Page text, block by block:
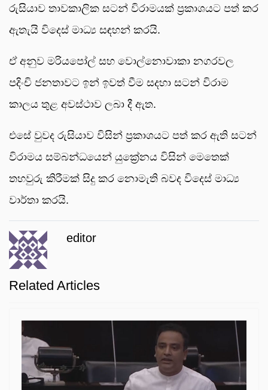
රුසියාව තාවකාලික සටන් විරාමයක් ප්‍රකාශයට පත් කර
ඇතැයි විදෙස් මාධ්‍ය සඳහන් කරයි.
ඒ අනුව මරියපෝල් සහ වොල්නොවාකා නගරවල
පදිංචි ජනතාවට ඉන් ඉවත් වීම සදහා සටන් විරාම
කාලය තුළ අවස්ථාව ලබා දී ඇත.
එසේ වුවද රුසියාව විසින් ප්‍රකාශයට පත් කර ඇති සටන්
විරාමය සම්බන්ධයෙන් යුක්‍රේනය විසින් මෙතෙක්
තහවුරු කිරීමක් සිදු කර නොමැති බවද විදෙස් මාධ්‍ය
වාර්තා කරයි.
editor
Related Articles